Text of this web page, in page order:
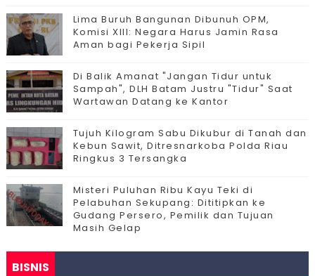
Lima Buruh Bangunan Dibunuh OPM,
Komisi XIII: Negara Harus Jamin Rasa
Aman bagi Pekerja Sipil
Di Balik Amanat "Jangan Tidur untuk
Sampah", DLH Batam Justru "Tidur" Saat
Wartawan Datang ke Kantor
Tujuh Kilogram Sabu Dikubur di Tanah dan
Kebun Sawit, Ditresnarkoba Polda Riau
Ringkus 3 Tersangka
Misteri Puluhan Ribu Kayu Teki di
Pelabuhan Sekupang: Dititipkan ke
Gudang Persero, Pemilik dan Tujuan
Masih Gelap
BISNIS